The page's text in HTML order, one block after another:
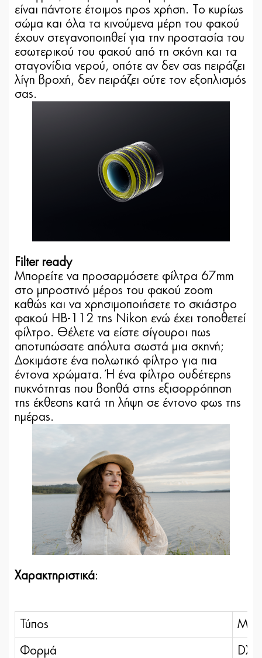
είναι πάντοτε έτοιμος προς χρήση. Το κυρίως
σώμα και όλα τα κινούμενα μέρη του φακού
έχουν στεγανοποιηθεί για την προστασία του
εσωτερικού του φακού από τη σκόνη και τα
σταγονίδια νερού, οπότε αν δεν σας πειράζει
λίγη βροχή, δεν πειράζει ούτε τον εξοπλισμός
σας.
Filter ready
Μπορείτε να προσαρμόσετε φίλτρα 67mm
στο μπροστινό μέρος του φακού zoom
καθώς και να χρησιμοποιήσετε το σκιάστρο
φακού HB-112 της Nikon ενώ έχει τοποθετεί
φίλτρο. Θέλετε να είστε σίγουροι πως
αποτυπώσατε απόλυτα σωστά μια σκηνή;
Δοκιμάστε ένα πολωτικό φίλτρο για πια
έντονα χρώματα. Ή ένα φίλτρο ουδέτερης
πυκνότητας που βοηθά στης εξισορρόπηση
της έκθεσης κατά τη λήψη σε έντονο φως της
ημέρας.
Χαρακτηριστικά:
Τύπος
Φορμά DX